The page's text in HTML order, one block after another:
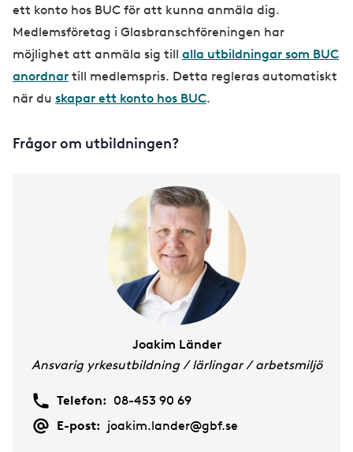
ett konto hos BUC för att kunna anmäla dig.
Medlemsföretag i Glasbranschföreningen har
möjlighet att anmäla sig till alla utbildningar som BUC
anordnar till medlemspris. Detta regleras automatiskt
när du skapar ett konto hos BUC.
Frågor om utbildningen?
Joakim Länder
Ansvarig yrkesutbildning / lärlingar / arbetsmiljö
Telefon: 08-453 90 69
E-post: joakim.lander@gbf.se